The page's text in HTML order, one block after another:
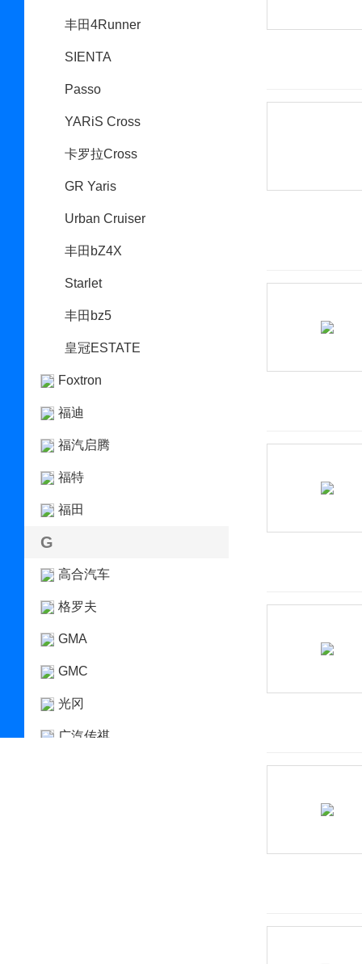
丰田4Runner
SIENTA
Passo
YARiS Cross
卡罗拉Cross
GR Yaris
Urban Cruiser
丰田bZ4X
Starlet
丰田bz5
皇冠ESTATE
Foxtron
福迪
福汽启腾
福特
福田
G
高合汽车
格罗夫
GMA
GMC
光冈
广汽传祺